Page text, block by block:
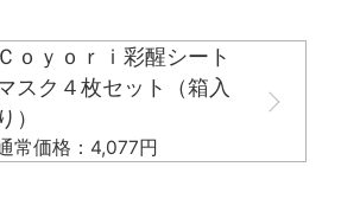
Ｃｏｙｏｒｉ彩醒シート
スク４枚セット（箱入
り）
常価格：4,077円